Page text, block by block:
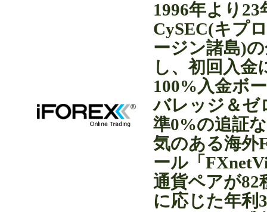
1996年より
CySEC(キプ
ージン諸島)
し、初回入金
100%入金ボ
バレッジ＆ゼ
準0%の追証
気のある海外
ール「
通貨ペアが82
に応じた年利